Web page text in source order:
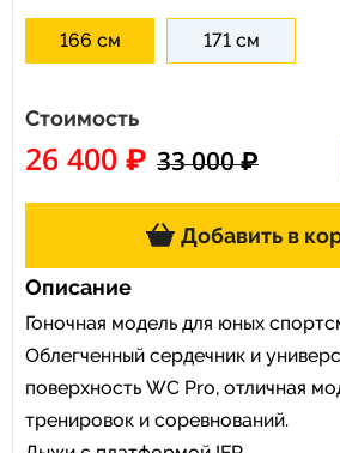
166 см 171 см
Стоимость
26 400 ₽ 33 000 ₽
Добавить в
Описание
Гоночная модель для юных
Облегченный сердечник и
поверхность WC Pro, отличная
тренировок и соревнований.